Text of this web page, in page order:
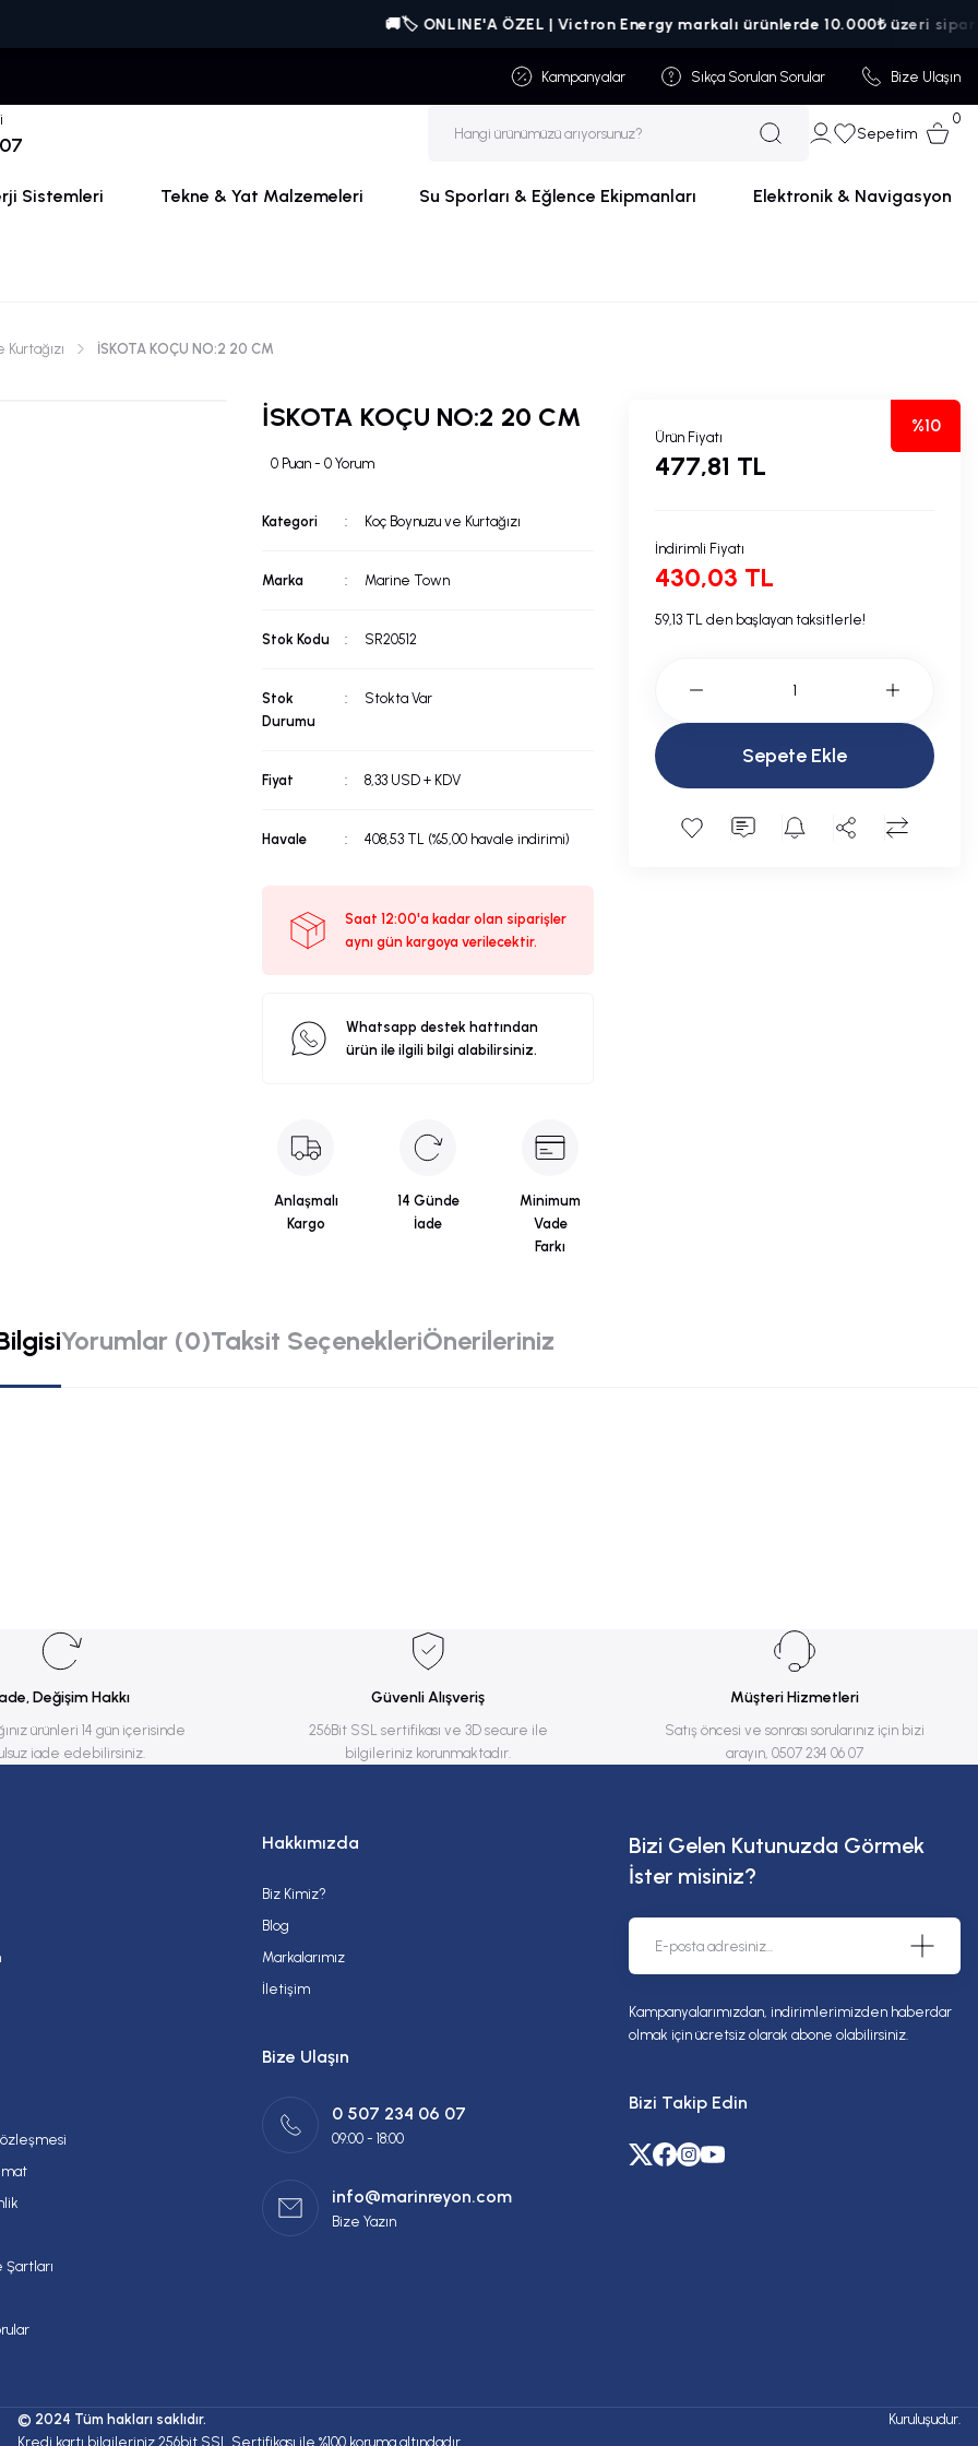
Kampanyalar Sıkça Sorulan Sorular Bize Ulaşın
Sepetim
0
Sistemleri Tekne & Yat Malzemeleri Su Sporları & Eğlence Ekipmanları Elektronik & Navigasyon
🚚🏷️ ONLINE'A ÖZEL | Victron Energy markalı ürünlerde 10.000₺ üzeri
Kurtağızı İSKOTA KOÇU NO:2 20 CM
İSKOTA KOÇU NO:2 20 CM
0 Puan - 0 Yorum
Kategori Koç Boynuzu ve Kurtağızı
Marka Marine Town
Stok Kodu SR20512
Stok
Durumu
Stokta Var
Fiyat 8,33 USD + KDV
Havale 408,53 TL (%5,00 havale indirimi)
Saat 12:00'a kadar olan siparişler
aynı gün kargoya verilecektir.
Whatsapp destek hattından
ürün ile ilgili bilgi alabilirsiniz.
Anlaşmalı
Kargo
14 Günde
İade
Minimum
Vade
Farkı
%10
Ürün Fiyatı
477,81 TL
İndirimli Fiyatı
430,03 TL
59,13 TL den başlayan taksitlerle!
Sepete Ekle
Yorumlar (0)Taksit SeçenekleriÖnerileriniz
Değişim Hakkı
ürünleri 14 gün içerisinde
iade edebilirsiniz.
Güvenli Alışveriş
256Bit SSL sertifikası ve 3D secure ile
bilgileriniz korunmaktadır.
Müşteri Hizmetleri
Satış öncesi ve sonrası sorularınız için bizi
arayın, 0507 234 06 07
Hakkımızda
Biz Kimiz?
Blog
Markalarımız
İletişim
Bize Ulaşın
0 507 234 06 07
09:00 - 18:00
info@marinreyon.com
Bize Yazın
Bizi Gelen Kutunuzda Görmek
İster misiniz?
Kampanyalarımızdan, indirimlerimizden haberdar
olmak için ücretsiz olarak abone olabilirsiniz.
Bizi Takip Edin
© 2024 Tüm hakları saklıdır.
Kredi kartı bilgileriniz 256bit SSL Sertifikası ile %100 koruma altındadır.
Kuruluşudur.